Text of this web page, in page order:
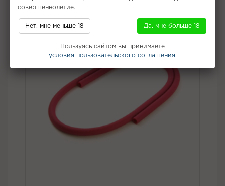
совершеннолетие.
Нет, мне меньше 18 Да, мне больше 18
Пользуясь сайтом вы принимаете
условия пользовательского соглашения.